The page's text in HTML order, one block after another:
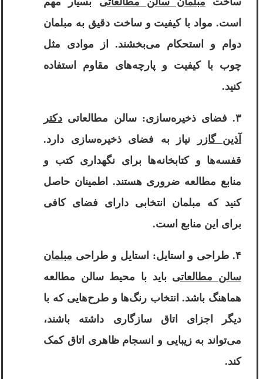
است. مواد با کیفیت و ساخت دقیق به مبلمان
دوام و استحکام می‌بخشند. از موادی مثل
چوب با کیفیت و پارچه‌های مقاوم استفاده
کنید.
۳. فضای ذخیره‌سازی: سالن مطالعاتی
دکتر
آذین گازر
نیاز به فضای ذخیره‌سازی دارد.
قفسه‌ها و کتابخانه‌ها برای نگهداری کتب و
منابع مطالعه ضروری هستند. اطمینان حاصل
کنید که مبلمان انتخابی دارای فضای کافی
برای این منابع است.
۴. طراحی و استایل: استایل و طراحی
مبلمان
سالن مطالعاتی باید با محیط سالن مطالعه
هماهنگ باشد. انتخاب رنگ‌ها و طرح‌هایی که با
دیگر اجزای اتاق سازگاری داشته باشند،
می‌تواند به زیبایی و انسجام ظاهری اتاق کمک
کند.